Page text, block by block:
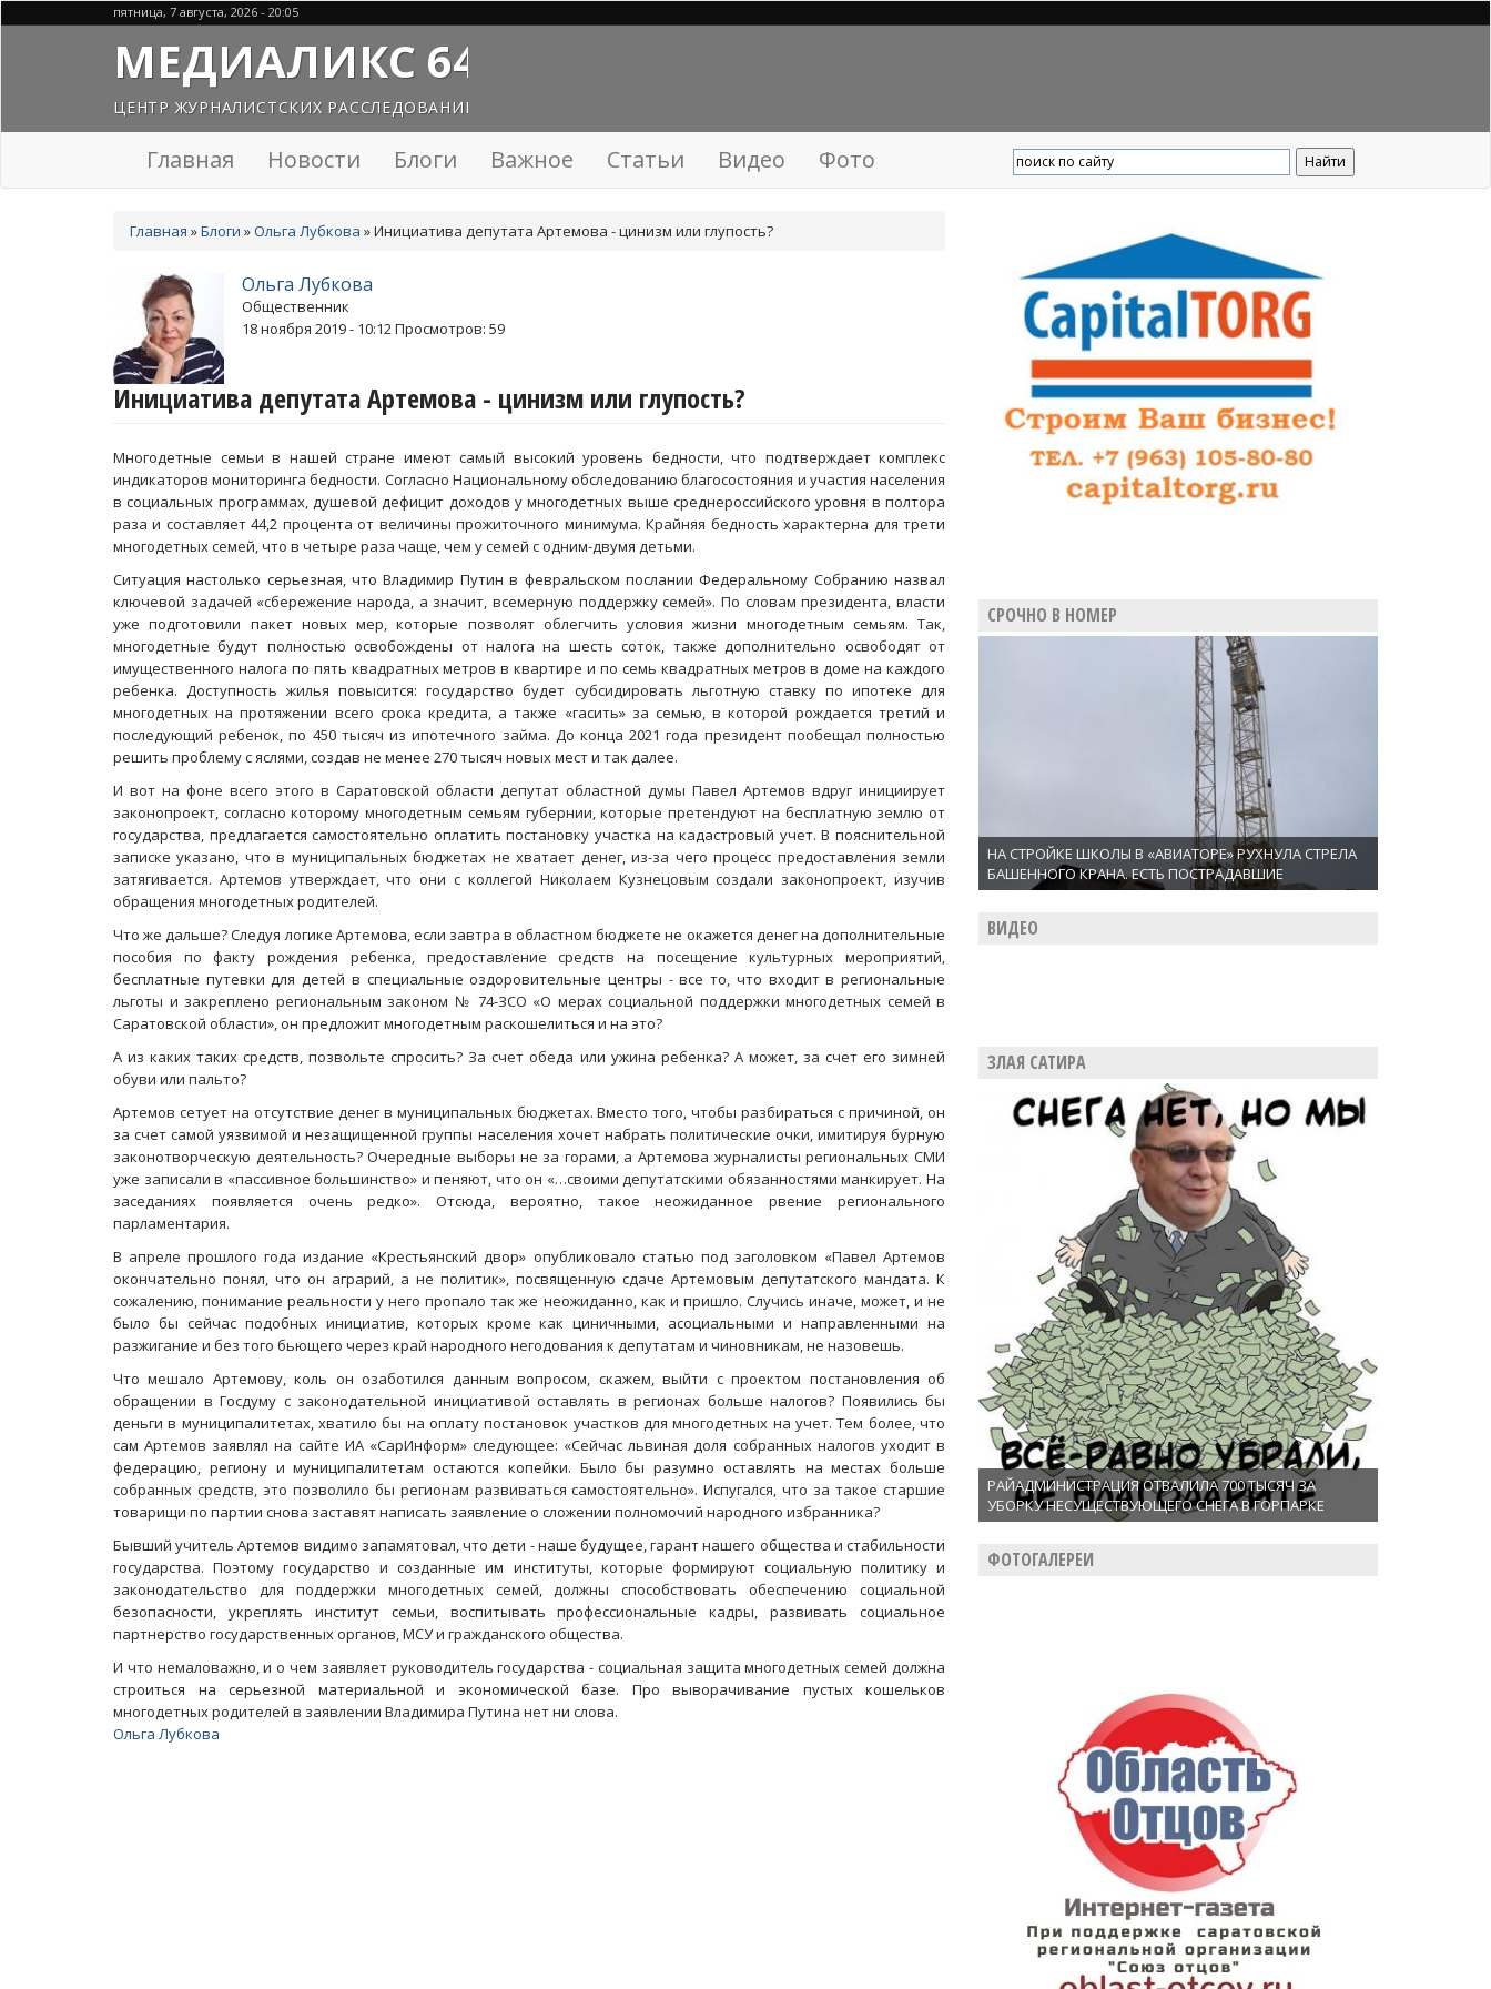
пятница, 7 августа, 2026 - 20:05
МЕДИАЛИКС 64
ЦЕНТР ЖУРНАЛИСТСКИХ РАССЛЕДОВАНИЙ
Главная Новости Блоги Важное Статьи Видео Фото
здесь
Главная »Блоги »Ольга Лубкова »Инициатива депутата Артемова - цинизм или глупость?
Ольга Лубкова
Общественник
18 ноября 2019 - 10:12Просмотров: 59
Инициатива депутата Артемова - цинизм или глупость?
Многодетные семьи в нашей стране имеют самый высокий уровень бедности, что подтверждает комплекс
индикаторов мониторинга бедности. Согласно Национальному обследованию благосостояния и участия населения
в социальных программах, душевой дефицит доходов у многодетных выше среднероссийского уровня в полтора
раза и составляет 44,2 процента от величины прожиточного минимума. Крайняя бедность характерна для трети
многодетных семей, что в четыре раза чаще, чем у семей с одним-двумя детьми.
Ситуация настолько серьезная, что Владимир Путин в февральском послании Федеральному Собранию назвал
ключевой задачей «сбережение народа, а значит, всемерную поддержку семей». По словам президента, власти
уже подготовили пакет новых мер, которые позволят облегчить условия жизни многодетным семьям. Так,
многодетные будут полностью освобождены от налога на шесть соток, также дополнительно освободят от
имущественного налога по пять квадратных метров в квартире и по семь квадратных метров в доме на каждого
ребенка. Доступность жилья повысится: государство будет субсидировать льготную ставку по ипотеке для
многодетных на протяжении всего срока кредита, а также «гасить» за семью, в которой рождается третий и
последующий ребенок, по 450 тысяч из ипотечного займа. До конца 2021 года президент пообещал полностью
решить проблему с яслями, создав не менее 270 тысяч новых мест и так далее.
И вот на фоне всего этого в Саратовской области депутат областной думы Павел Артемов вдруг инициирует
законопроект, согласно которому многодетным семьям губернии, которые претендуют на бесплатную землю от
государства, предлагается самостоятельно оплатить постановку участка на кадастровый учет. В пояснительной
записке указано, что в муниципальных бюджетах не хватает денег, из-за чего процесс предоставления земли
затягивается. Артемов утверждает, что они с коллегой Николаем Кузнецовым создали законопроект, изучив
обращения многодетных родителей.
Что же дальше? Следуя логике Артемова, если завтра в областном бюджете не окажется денег на дополнительные
пособия по факту рождения ребенка, предоставление средств на посещение культурных мероприятий,
бесплатные путевки для детей в специальные оздоровительные центры - все то, что входит в региональные
льготы и закреплено региональным законом № 74-ЗСО «О мерах социальной поддержки многодетных семей в
Саратовской области», он предложит многодетным раскошелиться и на это?
А из каких таких средств, позвольте спросить? За счет обеда или ужина ребенка? А может, за счет его зимней
обуви или пальто?
Артемов сетует на отсутствие денег в муниципальных бюджетах. Вместо того, чтобы разбираться с причиной, он
за счет самой уязвимой и незащищенной группы населения хочет набрать политические очки, имитируя бурную
законотворческую деятельность? Очередные выборы не за горами, а Артемова журналисты региональных СМИ
уже записали в «пассивное большинство» и пеняют, что он «…своими депутатскими обязанностями манкирует. На
заседаниях появляется очень редко». Отсюда, вероятно, такое неожиданное рвение регионального
парламентария.
В апреле прошлого года издание «Крестьянский двор» опубликовало статью под заголовком «Павел Артемов
окончательно понял, что он аграрий, а не политик», посвященную сдаче Артемовым депутатского мандата. К
сожалению, понимание реальности у него пропало так же неожиданно, как и пришло. Случись иначе, может, и не
было бы сейчас подобных инициатив, которых кроме как циничными, асоциальными и направленными на
разжигание и без того бьющего через край народного негодования к депутатам и чиновникам, не назовешь.
Что мешало Артемову, коль он озаботился данным вопросом, скажем, выйти с проектом постановления об
обращении в Госдуму с законодательной инициативой оставлять в регионах больше налогов? Появились бы
деньги в муниципалитетах, хватило бы на оплату постановок участков для многодетных на учет. Тем более, что
сам Артемов заявлял на сайте ИА «СарИнформ» следующее: «Сейчас львиная доля собранных налогов уходит в
федерацию, региону и муниципалитетам остаются копейки. Было бы разумно оставлять на местах больше
собранных средств, это позволило бы регионам развиваться самостоятельно». Испугался, что за такое старшие
товарищи по партии снова заставят написать заявление о сложении полномочий народного избранника?
Бывший учитель Артемов видимо запамятовал, что дети - наше будущее, гарант нашего общества и стабильности
государства. Поэтому государство и созданные им институты, которые формируют социальную политику и
законодательство для поддержки многодетных семей, должны способствовать обеспечению социальной
безопасности, укреплять институт семьи, воспитывать профессиональные кадры, развивать социальное
партнерство государственных органов, МСУ и гражданского общества.
И что немаловажно, и о чем заявляет руководитель государства - социальная защита многодетных семей должна
строиться на серьезной материальной и экономической базе. Про выворачивание пустых кошельков
многодетных родителей в заявлении Владимира Путина нет ни слова.
Ольга Лубкова
СРОЧНО В НОМЕР
НА СТРОЙКЕ ШКОЛЫ В «АВИАТОРЕ» РУХНУЛА СТРЕЛА
БАШЕННОГО КРАНА. ЕСТЬ ПОСТРАДАВШИЕ
ВИДЕО
ЗЛАЯ САТИРА
РАЙАДМИНИСТРАЦИЯ ОТВАЛИЛА 700 ТЫСЯЧ ЗА
УБОРКУ НЕСУЩЕСТВУЮЩЕГО СНЕГА В ГОРПАРКЕ
ФОТОГАЛЕРЕИ